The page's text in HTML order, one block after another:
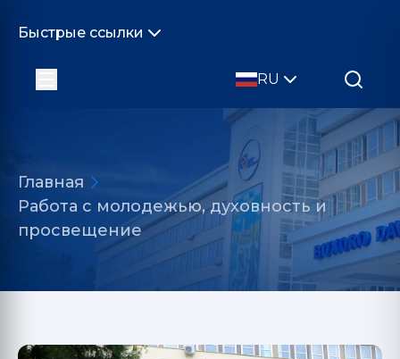
Быстрые ссылки
RU
Главная
Работа с молодежью, духовность и
просвещение